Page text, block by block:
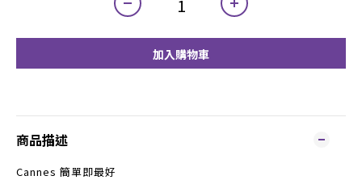
加入購物車
商品描述
Cannes 簡單即最好